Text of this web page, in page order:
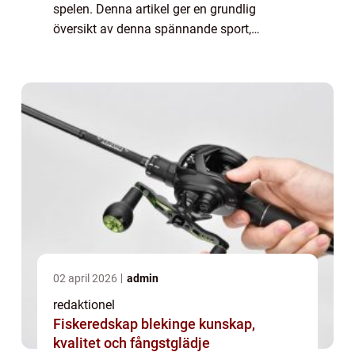
spelen. Denna artikel ger en grundlig
översikt av denna spännande sport,
02 april 2026 admin
redaktionel
Fiskeredskap blekinge kunskap,
kvalitet och fångstglädje